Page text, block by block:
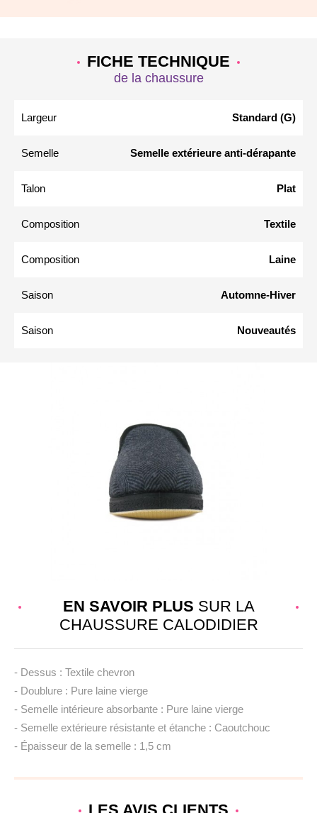
FICHE TECHNIQUE
de la chaussure
Largeur Standard (G)
Semelle Semelle extérieure anti-dérapante
Talon Plat
Composition Textile
Composition Laine
Saison Automne-Hiver
Saison Nouveautés
EN SAVOIR PLUS SUR LA
CHAUSSURE CALODIDIER
- Dessus : Textile chevron
- Doublure : Pure laine vierge
- Semelle intérieure absorbante : Pure laine vierge
- Semelle extérieure résistante et étanche : Caoutchouc
- Épaisseur de la semelle : 1,5 cm